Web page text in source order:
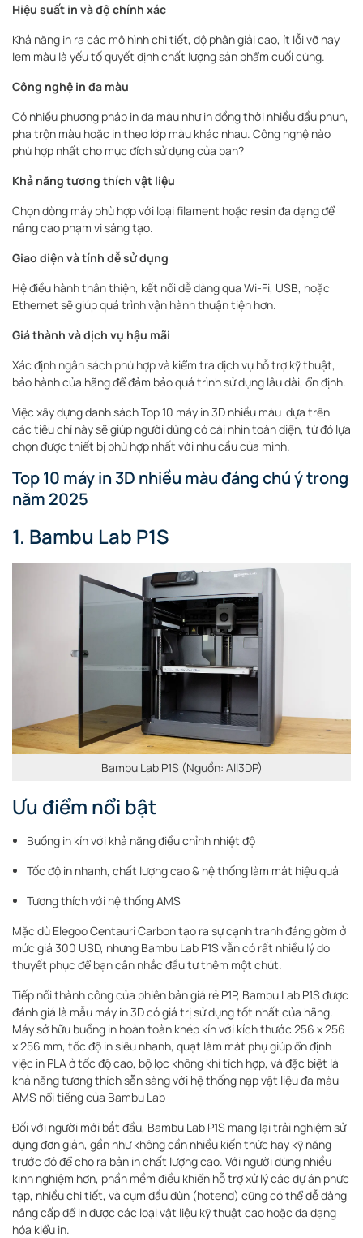
Hiệu suất in và độ chính xác
Khả năng in ra các mô hình chi tiết, độ phân giải cao, ít lỗi vỡ hay
lem màu là yếu tố quyết định chất lượng sản phẩm cuối cùng.
Công nghệ in đa màu
Có nhiều phương pháp in đa màu như in đồng thời nhiều đầu phun,
pha trộn màu hoặc in theo lớp màu khác nhau. Công nghệ nào
phù hợp nhất cho mục đích sử dụng của bạn?
Khả năng tương thích vật liệu
Chọn dòng máy phù hợp với loại filament hoặc resin đa dạng để
nâng cao phạm vi sáng tạo.
Giao diện và tính dễ sử dụng
Hệ điều hành thân thiện, kết nối dễ dàng qua Wi-Fi, USB, hoặc
Ethernet sẽ giúp quá trình vận hành thuận tiện hơn.
Giá thành và dịch vụ hậu mãi
Xác định ngân sách phù hợp và kiểm tra dịch vụ hỗ trợ kỹ thuật,
bảo hành của hãng để đảm bảo quá trình sử dụng lâu dài, ổn định.
Việc xây dựng danh sách Top 10 máy in 3D nhiều màu dựa trên
các tiêu chí này sẽ giúp người dùng có cái nhìn toàn diện, từ đó lựa
chọn được thiết bị phù hợp nhất với nhu cầu của mình.
Top 10 máy in 3D nhiều màu đáng chú ý trong
năm 2025
1. Bambu Lab P1S
Bambu Lab P1S (Nguồn: All3DP)
Ưu điểm nổi bật
Buồng in kín với khả năng điều chỉnh nhiệt độ
Tốc độ in nhanh, chất lượng cao & hệ thống làm mát hiệu quả
Tương thích với hệ thống AMS
Mặc dù Elegoo Centauri Carbon tạo ra sự cạnh tranh đáng gờm ở
mức giá 300 USD, nhưng Bambu Lab P1S vẫn có rất nhiều lý do
thuyết phục để bạn cân nhắc đầu tư thêm một chút.
Tiếp nối thành công của phiên bản giá rẻ P1P, Bambu Lab P1S được
đánh giá là mẫu máy in 3D có giá trị sử dụng tốt nhất của hãng.
Máy sở hữu buồng in hoàn toàn khép kín với kích thước 256 x 256
x 256 mm, tốc độ in siêu nhanh, quạt làm mát phụ giúp ổn định
việc in PLA ở tốc độ cao, bộ lọc không khí tích hợp, và đặc biệt là
khả năng tương thích sẵn sàng với hệ thống nạp vật liệu đa màu
AMS nổi tiếng của Bambu Lab
Đối với người mới bắt đầu, Bambu Lab P1S mang lại trải nghiệm sử
dụng đơn giản, gần như không cần nhiều kiến thức hay kỹ năng
trước đó để cho ra bản in chất lượng cao. Với người dùng nhiều
kinh nghiệm hơn, phần mềm điều khiển hỗ trợ xử lý các dự án phức
tạp, nhiều chi tiết, và cụm đầu đùn (hotend) cũng có thể dễ dàng
nâng cấp để in được các loại vật liệu kỹ thuật cao hoặc đa dạng
hóa kiểu in.